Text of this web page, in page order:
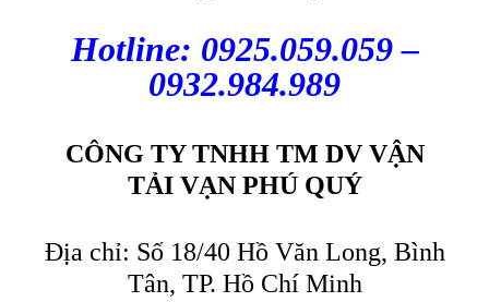
Hotline: 0925.059.059 –
0932.984.989
CÔNG TY TNHH TM DV VẬN
TẢI VẠN PHÚ QUÝ
Địa chỉ: Số 18/40 Hồ Văn Long, Bình
Tân, TP. Hồ Chí Minh